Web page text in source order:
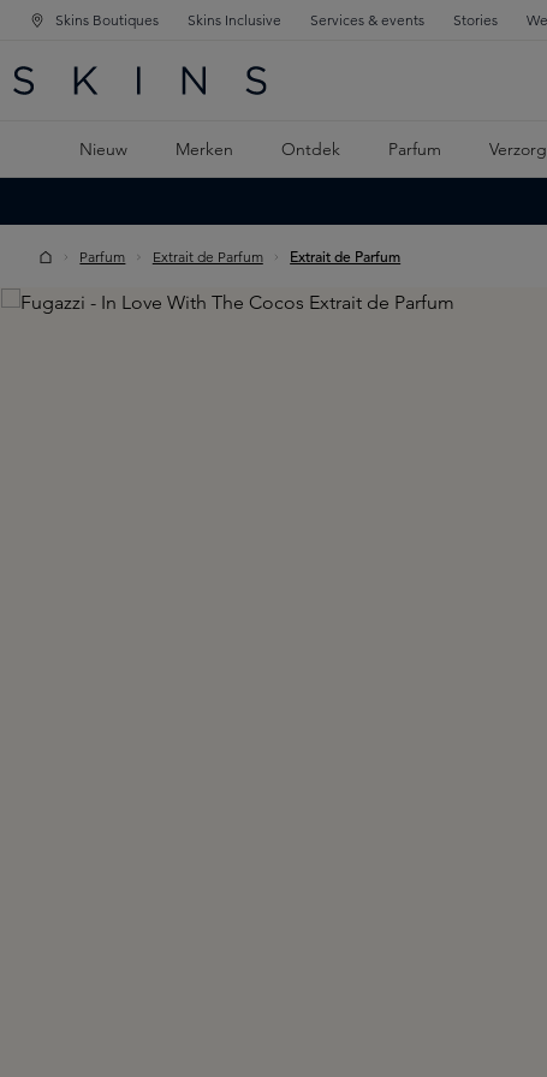
NAVIGATIE
DE HOOFDINHOUD
Skins Boutiques Skins Inclusive Services & events Stories
Nieuw Merken Ontdek Parfum
Parfum Extrait de Parfum Extrait de Parfum
Skip image gallery